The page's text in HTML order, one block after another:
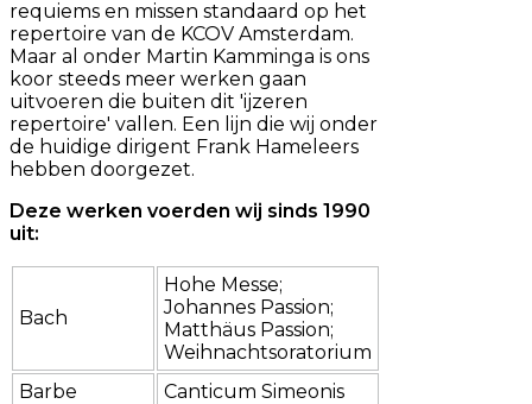
requiems en missen standaard op het
repertoire van de KCOV Amsterdam.
Maar al onder Martin Kamminga is ons
koor steeds meer werken gaan
uitvoeren die buiten dit 'ijzeren
repertoire' vallen. Een lijn die wij onder
de huidige dirigent Frank Hameleers
hebben doorgezet.
Deze werken voerden wij sinds 1990
uit:
Bach
Hohe Messe;
Johannes Passion;
Matthäus Passion;
Weihnachtsoratorium
Barbe
Canticum Simeonis